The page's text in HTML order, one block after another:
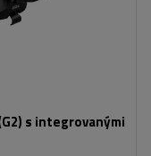
s integrovanými